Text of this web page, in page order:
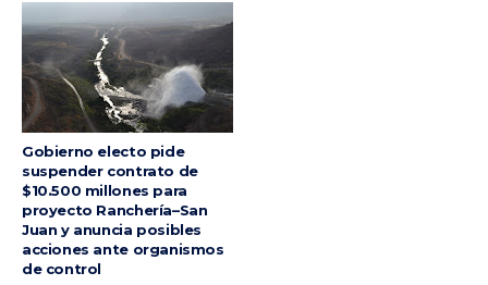
Gobierno electo pide
suspender contrato de
$10.500 millones para
proyecto Ranchería–San
Juan y anuncia posibles
acciones ante organismos
de control